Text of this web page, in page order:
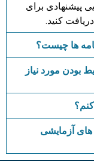
پیشنهادی برای
کنید.
ها چیست؟
بودن مورد نیاز
آزمایشی